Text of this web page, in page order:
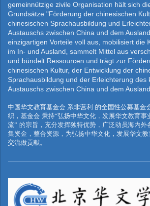
gemeinnützige zivile Organisation hält sich
Grundsätze "Förderung der chinesischen
chinesischen Sprachausbildung und
Austauschs zwischen China und dem
einzigartigen Vorteile voll aus, mobilisiert die
im In- und Ausland, sammelt Mittel aus
und bündelt Ressourcen und trägt zur
chinesischen Kultur, der Entwicklung der
Sprachausbildung und der Erleichterung des
Austauschs zwischen China und dem
中国华文教育基金会 系非营利 的全国性公募基金
织，基金会 秉持“弘扬中华文化，发展华文教育事
流” 的宗旨，充分发挥独特优势，广泛动员海内外
集资金，整合资源，为弘扬中华文化，发展华文
交流做贡献。